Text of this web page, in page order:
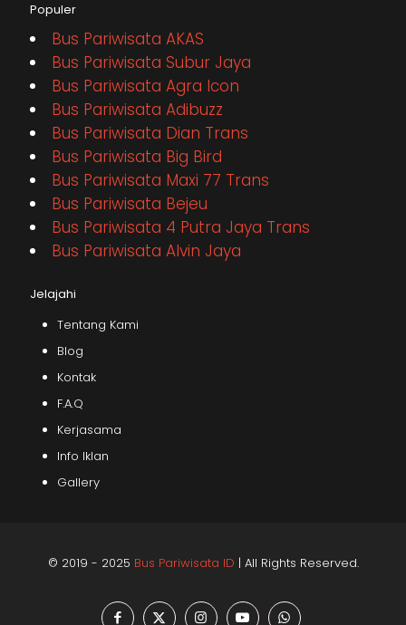
Populer
Bus Pariwisata AKAS
Bus Pariwisata Subur Jaya
Bus Pariwisata Agra Icon
Bus Pariwisata Adibuzz
Bus Pariwisata Dian Trans
Bus Pariwisata Big Bird
Bus Pariwisata Maxi 77 Trans
Bus Pariwisata Bejeu
Bus Pariwisata 4 Putra Jaya Trans
Bus Pariwisata Alvin Jaya
Jelajahi
Tentang Kami
Blog
Kontak
F.A.Q
Kerjasama
Info Iklan
Gallery
© 2019 - 2025 Bus Pariwisata ID | All Rights Reserved.